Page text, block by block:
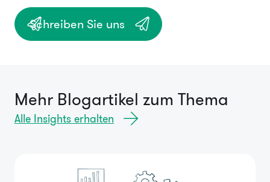
Schreiben Sie uns
Mehr Blogartikel zum Thema
Alle Insights erhalten